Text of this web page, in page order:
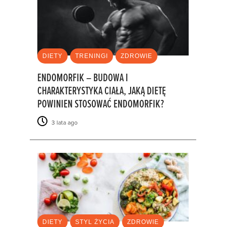
DIETY TRENINGI ZDROWIE
ENDOMORFIK – BUDOWA I
CHARAKTERYSTYKA CIAŁA, JAKĄ DIETĘ
POWINIEN STOSOWAĆ ENDOMORFIK?
3 lata ago
DIETY STYL ŻYCIA ZDROWIE